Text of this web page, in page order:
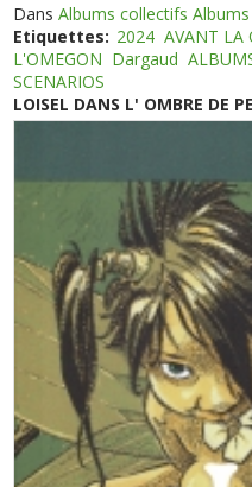
DansAlbums collectifs
Etiquettes: 2024 AVANT LA
L'OMEGON Dargaud
SCENARIOS
LOISEL DANS L' OMBRE DE